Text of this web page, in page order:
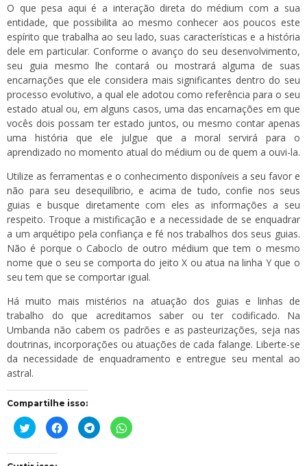
O que pesa aqui é a interação direta do médium com a sua
entidade, que possibilita ao mesmo conhecer aos poucos este
espírito que trabalha ao seu lado, suas características e a história
dele em particular. Conforme o avanço do seu desenvolvimento,
seu guia mesmo lhe contará ou mostrará alguma de suas
encarnações que ele considera mais significantes dentro do seu
processo evolutivo, a qual ele adotou como referência para o seu
estado atual ou, em alguns casos, uma das encarnações em que
vocês dois possam ter estado juntos, ou mesmo contar apenas
uma história que ele julgue que a moral servirá para o
aprendizado no momento atual do médium ou de quem a ouvi-la.
Utilize as ferramentas e o conhecimento disponíveis a seu favor e
não para seu desequilíbrio, e acima de tudo, confie nos seus
guias e busque diretamente com eles as informações a seu
respeito. Troque a mistificação e a necessidade de se enquadrar
a um arquétipo pela confiança e fé nos trabalhos dos seus guias.
Não é porque o Caboclo de outro médium que tem o mesmo
nome que o seu se comporta do jeito X ou atua na linha Y que o
seu tem que se comportar igual.
Há muito mais mistérios na atuação dos guias e linhas de
trabalho do que acreditamos saber ou ter codificado. Na
Umbanda não cabem os padrões e as pasteurizações, seja nas
doutrinas, incorporações ou atuações de cada falange. Liberte-se
da necessidade de enquadramento e entregue seu mental ao
astral.
Compartilhe isso:
Clique
para
compartilhar
Clique
para
compartilhar
Clique
para
compartilhar
Clique
para